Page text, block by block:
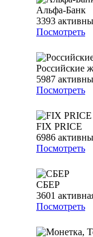
Альфа-Банк
3393
Посмотреть
Российские
5987
Посмотреть
FIX PRICE
6986
Посмотреть
СБЕР
3601
Посмотреть